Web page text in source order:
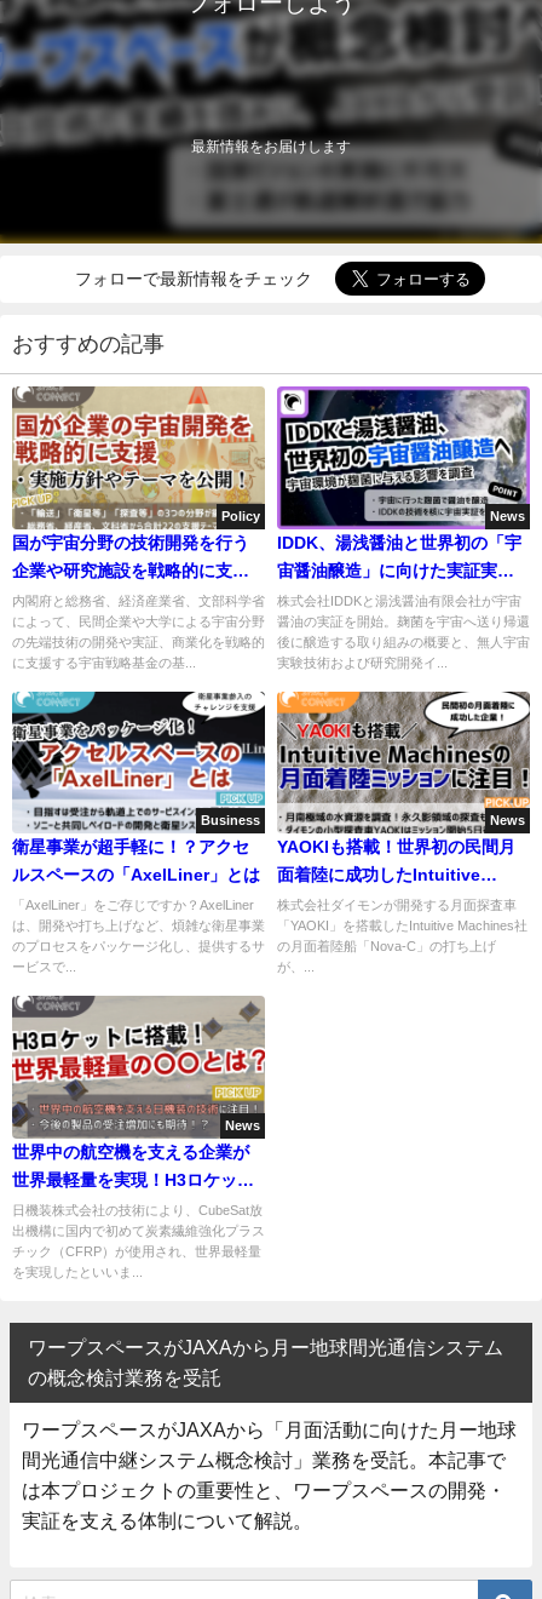
最新情報をお届けします
フォローで最新情報をチェック
おすすめの記事
Policy
国が宇宙分野の技術開発を行う
企業や研究施設を戦略的に支
援！その内容とは？
内閣府と総務省、経済産業省、文部科学省
によって、民間企業や大学による宇宙分野
の先端技術の開発や実証、商業化を戦略的
に支援する宇宙戦略基金の基...
News
IDDK、湯浅醤油と世界初の「宇
宙醤油醸造」に向けた実証実験
を開始
株式会社IDDKと湯浅醤油有限会社が宇宙
醤油の実証を開始。麹菌を宇宙へ送り帰還
後に醸造する取り組みの概要と、無人宇宙
実験技術および研究開発イ...
Business
衛星事業が超手軽に！？アクセ
ルスペースの「AxelLiner」とは
「AxelLiner」をご存じですか？AxelLiner
は、開発や打ち上げなど、煩雑な衛星事業
のプロセスをパッケージ化し、提供するサ
ービスで...
News
YAOKIも搭載！世界初の民間月
面着陸に成功したIntuitive
Machines のミッション2に注目
株式会社ダイモンが開発する月面探査車
「YAOKI」を搭載したIntuitive Machines社
の月面着陸船「Nova-C」の打ち上げ
が、...
News
世界中の航空機を支える企業が
世界最軽量を実現！H3ロケット
で宇宙に運ばれた技術とは
日機装株式会社の技術により、CubeSat放
出機構に国内で初めて炭素繊維強化プラス
チック（CFRP）が使用され、世界最軽量
を実現したといいま...
ワープスペースがJAXAから月ー地球間光通信システム
の概念検討業務を受託
ワープスペースがJAXAから「月面活動に向けた月ー地球
間光通信中継システム概念検討」業務を受託。本記事で
は本プロジェクトの重要性と、ワープスペースの開発・
実証を支える体制について解説。